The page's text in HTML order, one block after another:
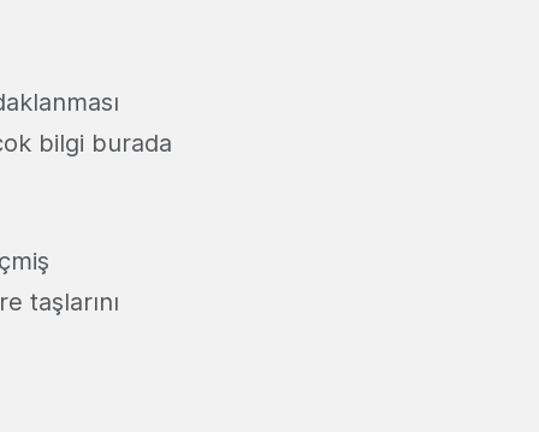
bilgi burada
taşlarını